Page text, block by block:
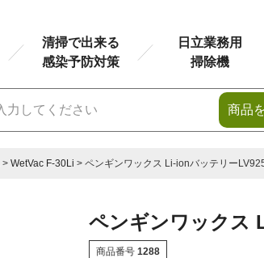
清掃で出来る
感染予防対策
日立業務用
掃除機
商品
WetVac F-30Li ペンギンワックス Li-ionバッテリー
ペンギンワックス
商品番号 1288